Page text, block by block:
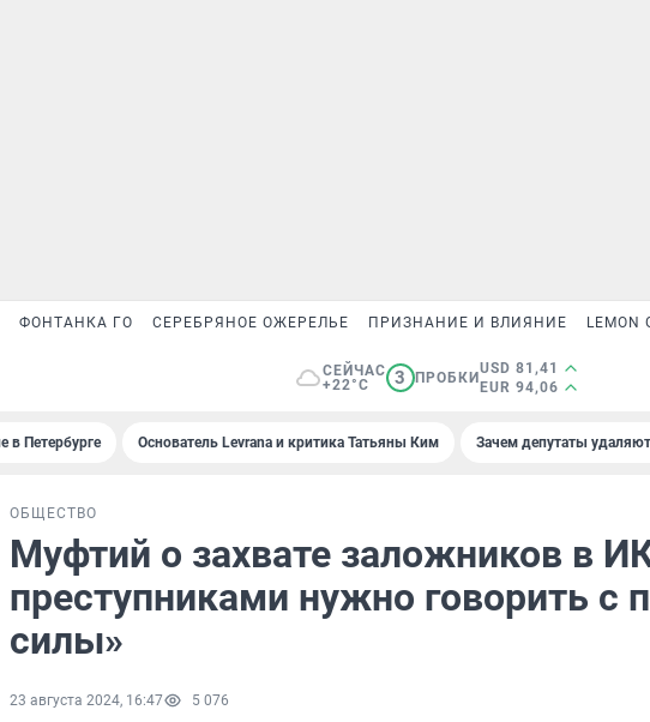
ФОНТАНКА ГО СЕРЕБРЯНОЕ ОЖЕРЕЛЬЕ ПРИЗНАНИЕ И ВЛИЯНИЕ LEMON
СЕЙЧАС
+22°C
3 ПРОБКИ
USD 81,41
EUR 94,06
в Петербурге Основатель Levrana и критика Татьяны Ким Зачем депутаты
ОБЩЕСТВО
Муфтий о захвате заложников в
преступниками нужно говорить с
силы»
23 августа 2024, 16:47 5 076